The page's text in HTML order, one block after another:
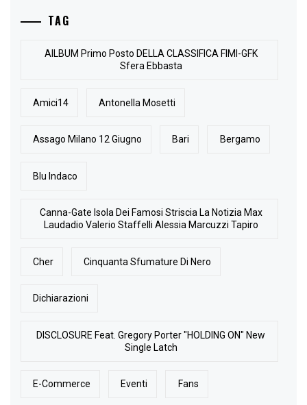
TAG
AlLBUM Primo Posto DELLA CLASSIFICA FIMI-GFK
Sfera Ebbasta
Amici14 Antonella Mosetti
Assago Milano 12 Giugno Bari Bergamo
Blu Indaco
Canna-Gate Isola Dei Famosi Striscia La Notizia Max
Laudadio Valerio Staffelli Alessia Marcuzzi Tapiro
Cher Cinquanta Sfumature Di Nero
Dichiarazioni
DISCLOSURE Feat. Gregory Porter "HOLDING ON" New
Single Latch
E-Commerce Eventi Fans